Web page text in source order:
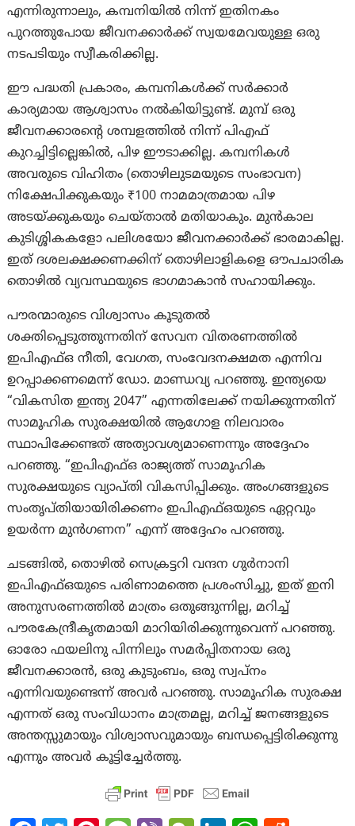
എന്നിരുന്നാലും, കമ്പനിയിൽ നിന്ന് ഇതിനകം
പുറത്തുപോയ ജീവനക്കാർക്ക് സ്വയമേവയുള്ള ഒരു
നടപടിയും സ്വീകരിക്കില്ല.
ഈ പദ്ധതി പ്രകാരം, കമ്പനികൾക്ക് സർക്കാർ
കാര്യമായ ആശ്വാസം നൽകിയിട്ടുണ്ട്. മുമ്പ് ഒരു
ജീവനക്കാരന്റെ ശമ്പളത്തിൽ നിന്ന് പിഎഫ്
കുറച്ചിട്ടില്ലെങ്കിൽ, പിഴ ഈടാക്കില്ല. കമ്പനികൾ
അവരുടെ വിഹിതം (തൊഴിലുടമയുടെ സംഭാവന)
നിക്ഷേപിക്കുകയും ₹100 നാമമാത്രമായ പിഴ
അടയ്ക്കുകയും ചെയ്താൽ മതിയാകും. മുൻകാല
കുടിശ്ശികകളോ പലിശയോ ജീവനക്കാർക്ക് ഭാരമാകില്ല.
ഇത് ദശലക്ഷക്കണക്കിന് തൊഴിലാളികളെ ഔപചാരിക
തൊഴിൽ വ്യവസ്ഥയുടെ ഭാഗമാകാൻ സഹായിക്കും.
പൗരന്മാരുടെ വിശ്വാസം കൂടുതൽ
ശക്തിപ്പെടുത്തുന്നതിന് സേവന വിതരണത്തിൽ
ഇപിഎഫ്ഒ നീതി, വേഗത, സംവേദനക്ഷമത എന്നിവ
ഉറപ്പാക്കണമെന്ന് ഡോ. മാണ്ഡവ്യ പറഞ്ഞു. ഇന്ത്യയെ
“വികസിത ഇന്ത്യ 2047” എന്നതിലേക്ക് നയിക്കുന്നതിന്
സാമൂഹിക സുരക്ഷയിൽ ആഗോള നിലവാരം
സ്ഥാപിക്കേണ്ടത് അത്യാവശ്യമാണെന്നും അദ്ദേഹം
പറഞ്ഞു. “ഇപിഎഫ്ഒ രാജ്യത്ത് സാമൂഹിക
സുരക്ഷയുടെ വ്യാപ്തി വികസിപ്പിക്കും. അംഗങ്ങളുടെ
സംതൃപ്തിയായിരിക്കണം ഇപിഎഫ്ഒയുടെ ഏറ്റവും
ഉയർന്ന മുൻഗണന” എന്ന് അദ്ദേഹം പറഞ്ഞു.
ചടങ്ങിൽ, തൊഴിൽ സെക്രട്ടറി വന്ദന ഗുർനാനി
ഇപിഎഫ്ഒയുടെ പരിണാമത്തെ പ്രശംസിച്ചു, ഇത് ഇനി
അനുസരണത്തിൽ മാത്രം ഒതുങ്ങുന്നില്ല, മറിച്ച്
പൗരകേന്ദ്രീകൃതമായി മാറിയിരിക്കുന്നുവെന്ന് പറഞ്ഞു.
ഓരോ ഫയലിനു പിന്നിലും സമർപ്പിതനായ ഒരു
ജീവനക്കാരൻ, ഒരു കുടുംബം, ഒരു സ്വപ്നം
എന്നിവയുണ്ടെന്ന് അവർ പറഞ്ഞു. സാമൂഹിക സുരക്ഷ
എന്നത് ഒരു സംവിധാനം മാത്രമല്ല, മറിച്ച് ജനങ്ങളുടെ
അന്തസ്സുമായും വിശ്വാസവുമായും ബന്ധപ്പെട്ടിരിക്കുന്നു
എന്നും അവര്‍ കൂട്ടിച്ചേര്‍ത്തു.